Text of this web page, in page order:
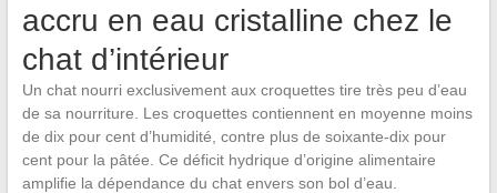
accru en eau cristalline chez le
chat d’intérieur
Un chat nourri exclusivement aux croquettes tire très peu d’eau
de sa nourriture. Les croquettes contiennent en moyenne moins
de dix pour cent d’humidité, contre plus de soixante-dix pour
cent pour la pâtée. Ce déficit hydrique d’origine alimentaire
amplifie la dépendance du chat envers son bol d’eau.